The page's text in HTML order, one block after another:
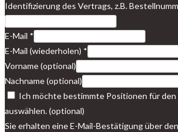
tab
new
tab
a
new
tab
Identifizierung des Vertrags, z.B.
E-Mail *
E-Mail (wiederholen) *
Vorname(optional)
Nachname(optional)
Ich möchte bestimmte Positionen für
auswählen.(optional)
Sie erhalten eine E-Mail-Bestätigung über